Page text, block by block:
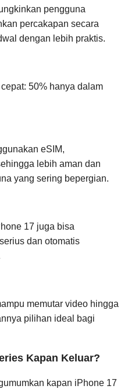
pengguna
percakapan secara
dengan lebih praktis.
50% hanya dalam
eSIM,
lebih aman dan
yang sering bepergian.
17 juga bisa
dan otomatis
memutar video hingga
pilihan ideal bagi
Kapan Keluar?
kapan iPhone 17